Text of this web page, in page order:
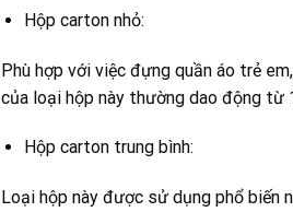
Hộp carton nhỏ:
Phù hợp với việc đựng quần áo trẻ
của loại hộp này thường dao động từ
Hộp carton trung bình:
Loại hộp này được sử dụng phổ biến